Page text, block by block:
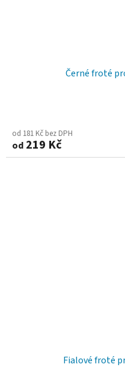
Černé froté
od 181 Kč bez DPH
od 219 Kč
Fialové froté